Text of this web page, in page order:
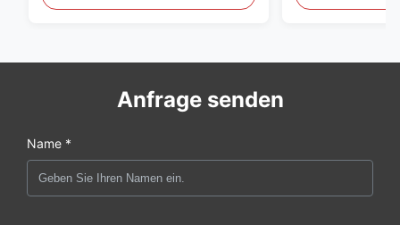
Anfrage senden
Name *